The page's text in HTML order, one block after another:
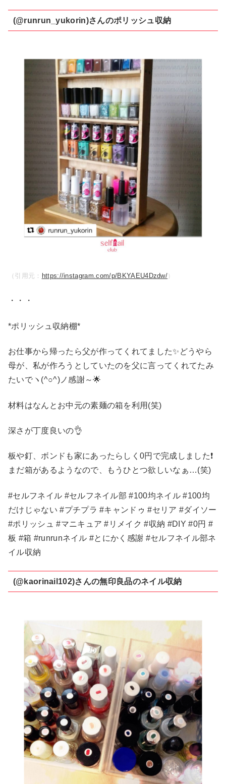
(@runrun_yukorin)さんのポリッシュ収納
（引用元： https://instagram.com/p/BKYAEU4Dzdw/）
・・・
*ポリッシュ収納棚*
お仕事から帰ったら父が作ってくれてました✨どうやら
母が、私が作ろうとしていたのを父に言ってくれてたみ
たいでヽ(^○^)ノ感謝～🌟
材料はなんとお中元の素麺の箱を利用(笑)
深さが丁度良いの👌
板や釘、ボンドも家にあったらしく0円で完成しました❗
まだ箱があるようなので、もうひとつ欲しいなぁ…(笑)
#セルフネイル #セルフネイル部 #100均ネイル #100均
だけじゃない #プチプラ #キャンドゥ #セリア #ダイソー
#ポリッシュ #マニキュア #リメイク #収納 #DIY #0円 #
板 #箱 #runrunネイル #とにかく感謝 #セルフネイル部ネ
イル収納
(@kaorinail102)さんの無印良品のネイル収納